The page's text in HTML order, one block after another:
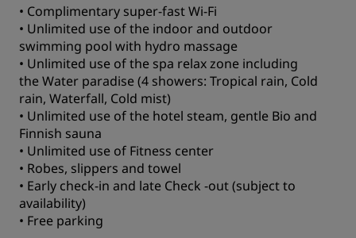
• Complimentary super-fast Wi-Fi
• Unlimited use of the indoor and outdoor
swimming pool with hydro massage
• Unlimited use of the spa relax zone including
the Water paradise (4 showers: Tropical rain, Cold
rain, Waterfall, Cold mist)
• Unlimited use of the hotel steam, gentle Bio and
Finnish sauna
• Unlimited use of Fitness center
• Robes, slippers and towel
• Early check-in and late Check -out (subject to
availability)
• Free parking